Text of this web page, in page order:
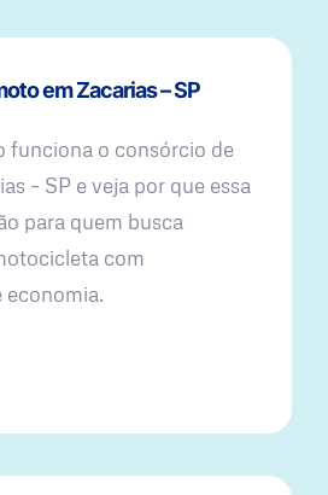
em Zacarias – SP
funciona o consórcio de
– SP e veja por que essa
para quem busca
com
economia.